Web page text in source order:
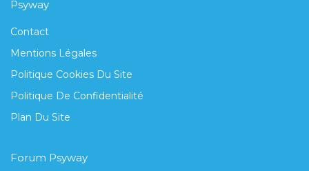
Psyway
Contact
Mentions Légales
Politique Cookies Du Site
Politique De Confidentialité
Plan Du Site
Forum Psyway